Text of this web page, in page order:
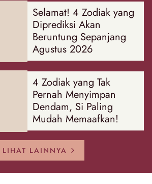
Selamat! 4 Zodiak yang
Diprediksi Akan
Beruntung Sepanjang
Agustus 2026
4 Zodiak yang Tak
Pernah Menyimpan
Dendam, Si Paling
Mudah Memaafkan!
LIHAT LAINNYA